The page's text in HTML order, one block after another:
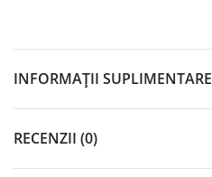
INFORMAȚII SUPLIMENTARE
RECENZII (0)